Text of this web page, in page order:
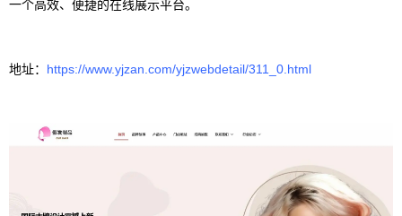
一个高效、便捷的在线展示平台。
地址： https://www.yjzan.com/yjzwebdetail/311_0.html